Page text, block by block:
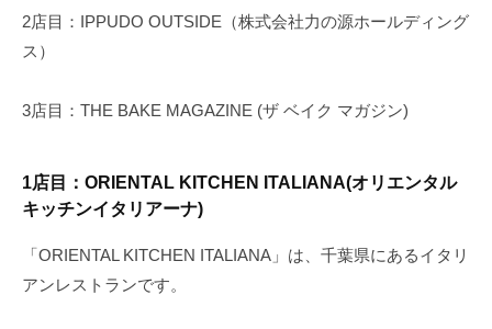
2店目：IPPUDO OUTSIDE（株式会社力の源ホールディング
ス）
3店目：THE BAKE MAGAZINE (ザ ベイク マガジン)
1店目：ORIENTAL KITCHEN ITALIANA(オリエンタル
キッチンイタリアーナ)
「ORIENTAL KITCHEN ITALIANA」は、千葉県にあるイタリ
アンレストランです。